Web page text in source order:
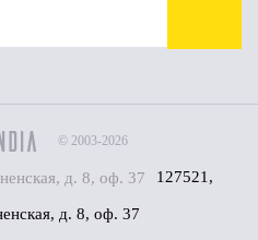
© 2003-2026
127521,
д. 8, оф. 37